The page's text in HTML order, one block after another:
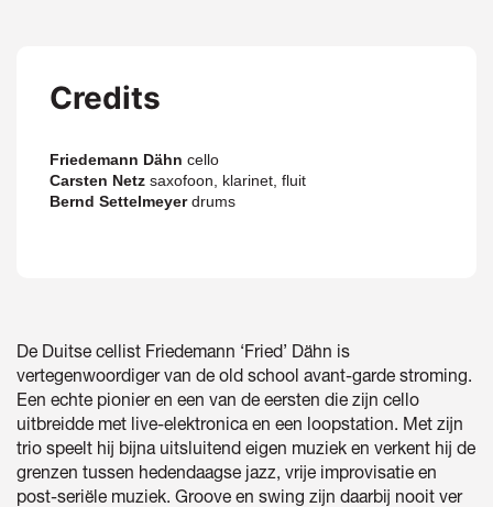
Credits
Friedemann Dähn cello
Carsten Netz saxofoon, klarinet, fluit
Bernd Settelmeyerdrums
De Duitse cellist Friedemann ‘Fried’ Dähn is
vertegenwoordiger van de old school avant-garde stroming.
Een echte pionier en een van de eersten die zijn cello
uitbreidde met live-elektronica en een loopstation. Met zijn
trio speelt hij bijna uitsluitend eigen muziek en verkent hij de
grenzen tussen hedendaagse jazz, vrije improvisatie en
post-seriële muziek. Groove en swing zijn daarbij nooit ver